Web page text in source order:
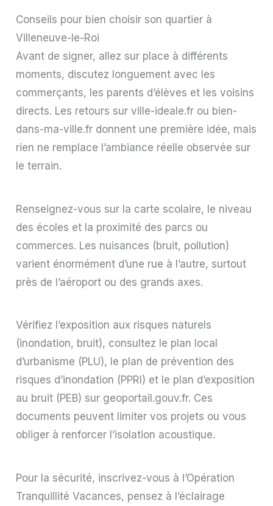
Conseils pour bien choisir son quartier à
Villeneuve-le-Roi
Avant de signer, allez sur place à différents
moments, discutez longuement avec les
commerçants, les parents d’élèves et les voisins
directs. Les retours sur ville-ideale.fr ou bien-
dans-ma-ville.fr donnent une première idée, mais
rien ne remplace l’ambiance réelle observée sur
le terrain.
Renseignez-vous sur la carte scolaire, le niveau
des écoles et la proximité des parcs ou
commerces. Les nuisances (bruit, pollution)
varient énormément d’une rue à l’autre, surtout
près de l’aéroport ou des grands axes.
Vérifiez l’exposition aux risques naturels
(inondation, bruit), consultez le plan local
d’urbanisme (PLU), le plan de prévention des
risques d’inondation (PPRI) et le plan d’exposition
au bruit (PEB) sur geoportail.gouv.fr. Ces
documents peuvent limiter vos projets ou vous
obliger à renforcer l’isolation acoustique.
Pour la sécurité, inscrivez-vous à l’Opération
Tranquillité Vacances, pensez à l’éclairage